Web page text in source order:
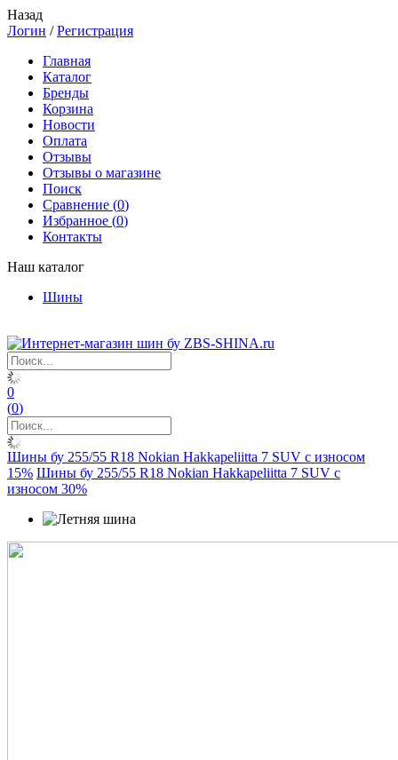
Назад
Логин /Регистрация
Главная
Каталог
Бренды
Корзина
Новости
Оплата
Отзывы
Отзывы о магазине
Поиск
Сравнение (0)
Избранное (0)
Контакты
Наш каталог
Шины
0
(0)
Шины бу 255/55 R18 Nokian Hakkapeliitta 7 SUV с износом
15% Шины бу 255/55 R18 Nokian Hakkapeliitta 7 SUV с
износом 30%